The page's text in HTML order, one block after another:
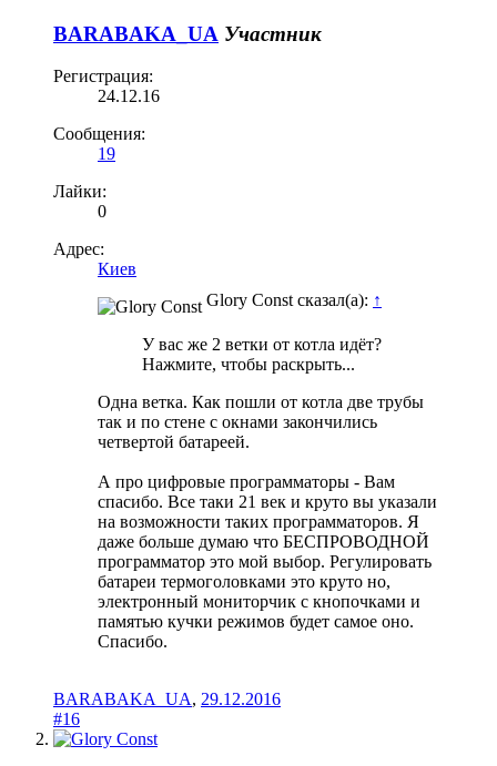
BARABAKA_UA Участник
Регистрация:
24.12.16
Сообщения:
19
Лайки:
0
Адрес:
Киев
Glory Const сказал(а): ↑
У вас же 2 ветки от котла идёт?
Нажмите, чтобы раскрыть...
Одна ветка. Как пошли от котла две трубы
так и по стене с окнами закончились
четвертой батареей.
А про цифровые программаторы - Вам
спасибо. Все таки 21 век и круто вы указали
на возможности таких программаторов. Я
даже больше думаю что БЕСПРОВОДНОЙ
программатор это мой выбор. Регулировать
батареи термоголовками это круто но,
электронный мониторчик с кнопочками и
памятью кучки режимов будет самое оно.
Спасибо.
BARABAKA_UA, 29.12.2016
#16